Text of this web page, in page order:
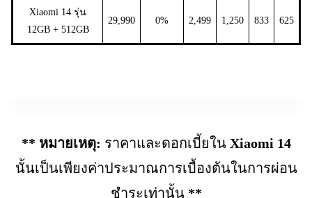
Xiaomi 14 รุ่น
12GB + 512GB
29,990 0% 2,499 1,250 833 625
** หมายเหตุ: ราคาและดอกเบี้ยใน Xiaomi 14
นั้นเป็นเพียงค่าประมาณการเบื้องต้นในการผ่อน
ชำระเท่านั้น **